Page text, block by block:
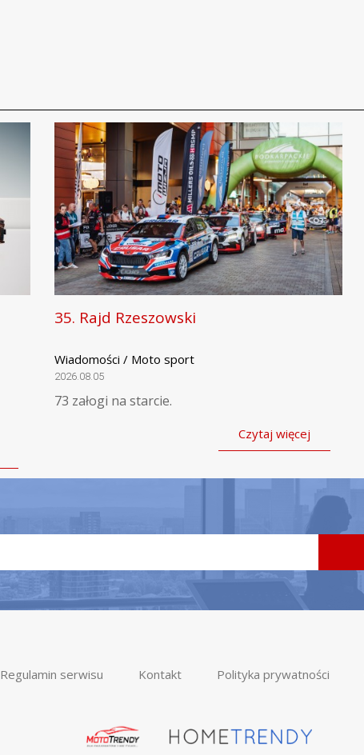
35. Rajd Rzeszowski
Wiadomości / Moto sport
2026.08.05
73 załogi na starcie.
Czytaj więcej
Regulamin serwisu Kontakt Polityka prywatności